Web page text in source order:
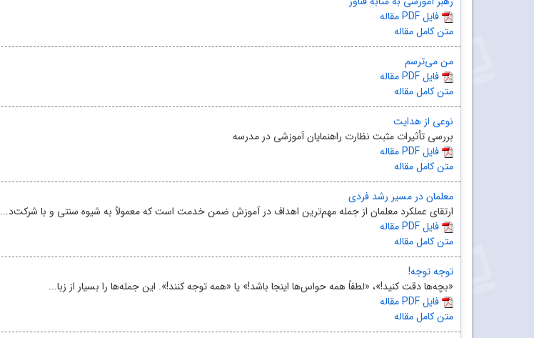
مقاله PDF فایل
متن کامل مقاله
من می‌ترسم
مقاله PDF فایل
متن کامل مقاله
نوعی از هدایت
بررسی تأثیرات مثبت نظارت راهنمایان آموزشی در مدرسه
مقاله PDF فایل
متن کامل مقاله
معلمان در مسیر رشد فردی
ارتقای عملکرد معلمان از جمله مهم‌ترین اهداف در آموزش ضمن خدمت است که معمولاً به شیوه سنتی و با شرکت‌د...
مقاله PDF فایل
متن کامل مقاله
توجه توجه!
«بچه‌ها دقت کنید!»، «لطفاً همه حواس‌ها اینجا باشد!» یا «همه توجه کنند!». این جمله‌‌ها را بسیار از زبا...
مقاله PDF فایل
متن کامل مقاله